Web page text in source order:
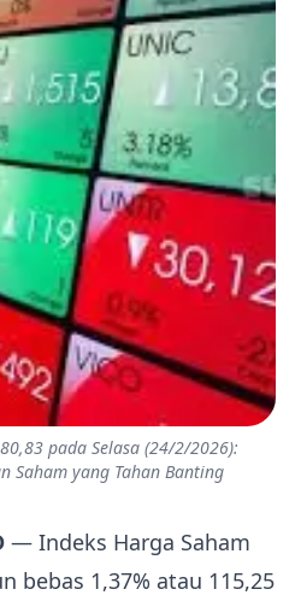
pada Selasa (24/2/2026):
Saham yang Tahan Banting
— Indeks Harga Saham
bebas 1,37% atau 115,25